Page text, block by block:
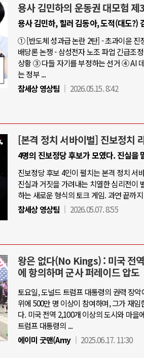
용사 김민하의 운동권 대모험 제
용사 김민하, 힐러 김동아, 도적(대도?)
① [반도체 성과급 논란 2탄] - 초과이윤 진
배당론 논쟁 - 삼성전자 노조 파업 긴급조
상황 ③ 다들 자기를 부정하는 선거 ④ AI
는 정부 ...
참세상 영상팀
2026.05.15. 8:42
[본격 정치 서바이벌] 진보정치
4명의 진보정당 후보가 모였다. 진실을
진보정당 후보 4인이 펼치는 본격 정치 서
진실과 거짓을 가려내는 치열한 심리전이
하는 새로운 형식의 토크 게임. 과연 끝까
참세상 영상팀
2026.05.07. 8:55
왕은 없다(No Kings) : 미국 전
에 항의하며 군사 퍼레이드 압도
토요일, 도널드 트럼프 대통령의 권력 장
위에 500만 명 이상이 참여하며, 그가 재
다. 미국 전역 2,100개 이상의 도시와 마을
트럼프 대통령의 ...
에이미 굿맨(Amy
2025.06.17. 11:30